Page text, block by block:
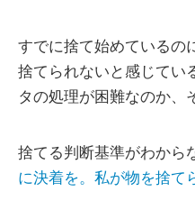
すでに捨て始めているの
捨てられないと感じてい
タの処理が困難なのか、
捨てる判断基準がわから
に決着を。私が物を捨て